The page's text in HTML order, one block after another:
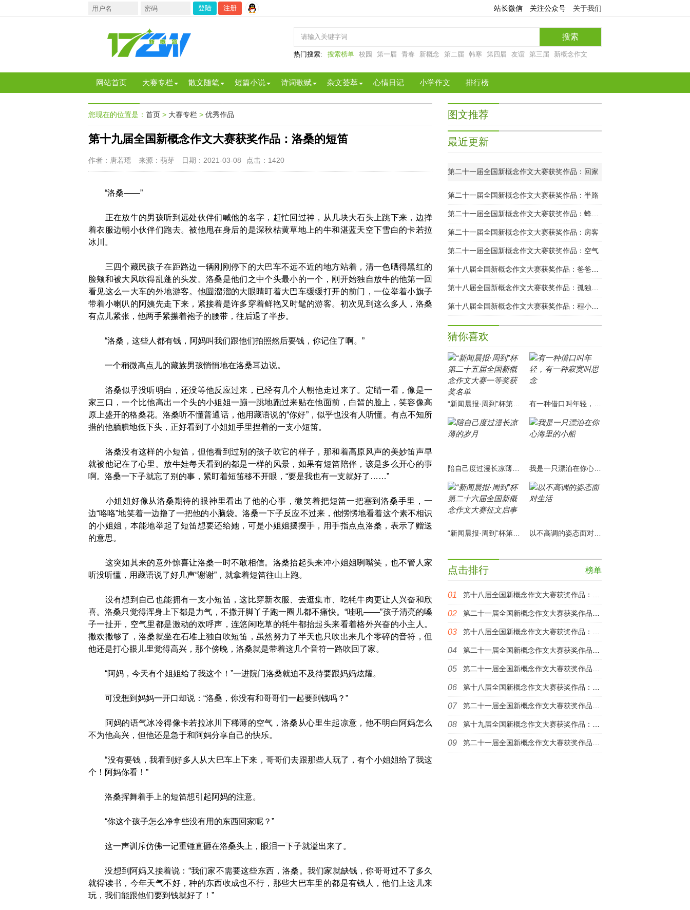
注册 站长微信 关注公众号 关于我们
热门搜索: 搜索榜单 校园 第一届 青春 新概念 第二届 韩寒 第四届 友谊 第三届 新概念作文
网站首页 大赛专栏 散文随笔 短篇小说 诗词歌赋 杂文荟萃 心情日记 小学作文 排行榜
您现在的位置是： 首页 > 大赛专栏 > 优秀作品
第十九届全国新概念作文大赛获奖作品：洛桑的短笛
作者：唐若瑶 来源：萌芽 日期：2021-03-08 点击： 1420
“洛桑——”
正在放牛的男孩听到远处伙伴们喊他的名字，赶忙回过神，从几块大石头上跳下来，边掸
着衣服边朝小伙伴们跑去。被他甩在身后的是深秋枯黄草地上的牛和湛蓝天空下雪白的卡若拉
冰川。
三四个藏民孩子在距路边一辆刚刚停下的大巴车不远不近的地方站着，清一色晒得黑红的
脸颊和被大风吹得乱蓬的头发。洛桑是他们之中个头最小的一个，刚开始独自放牛的他第一回
看见这么一大车的外地游客。他圆溜溜的大眼睛盯着大巴车缓缓打开的前门，一位举着小旗子
带着小喇叭的阿姨先走下来，紧接着是许多穿着鲜艳又时髦的游客。初次见到这么多人，洛桑
有点儿紧张，他两手紧攥着袍子的腰带，往后退了半步。
“洛桑，这些人都有钱，阿妈叫我们跟他们拍照然后要钱，你记住了啊。”
一个稍微高点儿的藏族男孩悄悄地在洛桑耳边说。
洛桑似乎没听明白，还没等他反应过来，已经有几个人朝他走过来了。定睛一看，像是一
家三口，一个比他高出一个头的小姐姐一蹦一跳地跑过来贴在他面前，白皙的脸上，笑容像高
原上盛开的格桑花。洛桑听不懂普通话，他用藏语说的“你好”，似乎也没有人听懂。有点不知所
措的他腼腆地低下头，正好看到了小姐姐手里捏着的一支小短笛。
洛桑没有这样的小短笛，但他看到过别的孩子吹它的样子，那和着高原风声的美妙笛声早
就被他记在了心里。放牛娃每天看到的都是一样的风景，如果有短笛陪伴，该是多么开心的事
啊。洛桑一下子就忘了别的事，紧盯着短笛移不开眼，“要是我也有一支就好了……”
小姐姐好像从洛桑期待的眼神里看出了他的心事，微笑着把短笛一把塞到洛桑手里，一
边“咯咯”地笑着一边撸了一把他的小脑袋。洛桑一下子反应不过来，他愣愣地看着这个素不相识
的小姐姐，本能地举起了短笛想要还给她，可是小姐姐摆摆手，用手指点点洛桑，表示了赠送
的意思。
这突如其来的意外惊喜让洛桑一时不敢相信。洛桑抬起头来冲小姐姐咧嘴笑，也不管人家
听没听懂，用藏语说了好几声“谢谢”，就拿着短笛往山上跑。
没有想到自己也能拥有一支小短笛，这比穿新衣服、去逛集市、吃牦牛肉更让人兴奋和欣
喜。洛桑只觉得浑身上下都是力气，不撒开脚丫子跑一圈儿都不痛快。“哇吼——”孩子清亮的嗓
子一扯开，空气里都是激动的欢呼声，连悠闲吃草的牦牛都抬起头来看着格外兴奋的小主人。
撒欢撒够了，洛桑就坐在石堆上独自吹短笛，虽然努力了半天也只吹出来几个零碎的音符，但
他还是打心眼儿里觉得高兴，那个傍晚，洛桑就是带着这几个音符一路吹回了家。
“阿妈，今天有个姐姐给了我这个！”一进院门洛桑就迫不及待要跟妈妈炫耀。
可没想到妈妈一开口却说：“洛桑，你没有和哥哥们一起要到钱吗？”
阿妈的语气冰冷得像卡若拉冰川下稀薄的空气，洛桑从心里生起凉意，他不明白阿妈怎么
不为他高兴，但他还是急于和阿妈分享自己的快乐。
“没有要钱，我看到好多人从大巴车上下来，哥哥们去跟那些人玩了，有个小姐姐给了我这
个！阿妈你看！”
洛桑挥舞着手上的短笛想引起阿妈的注意。
“你这个孩子怎么净拿些没有用的东西回家呢？”
这一声训斥仿佛一记重锤直砸在洛桑头上，眼泪一下子就溢出来了。
没想到阿妈又接着说：“我们家不需要这些东西，洛桑。我们家就缺钱，你哥哥过不了多久
就得读书，今年天气不好，种的东西收成也不行，那些大巴车里的都是有钱人，他们上这儿来
玩，我们能跟他们要到钱就好了！”
图文推荐
最近更新
第二十一届全国新概念作文大赛获奖作品：回家
第二十一届全国新概念作文大赛获奖作品：半路
第二十一届全国新概念作文大赛获奖作品：房客
第二十一届全国新概念作文大赛获奖作品：空气
猜你喜欢
榜单
点击排行
第十八届全国新概念作文大赛获奖作品：孤独的犯罪者
第二十一届全国新概念作文大赛获奖作品：回家
第十八届全国新概念作文大赛获奖作品：爸爸的日子
第二十一届全国新概念作文大赛获奖作品：半路
第二十一届全国新概念作文大赛获奖作品：房客
第十八届全国新概念作文大赛获奖作品：程小姐与X书店
第二十一届全国新概念作文大赛获奖作品：蜂王是母的
第十九届全国新概念作文大赛获奖作品：洛桑的短笛
第二十一届全国新概念作文大赛获奖作品：空气